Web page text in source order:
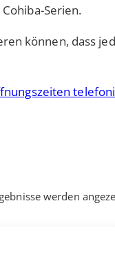
Serien.
können, dass
werden